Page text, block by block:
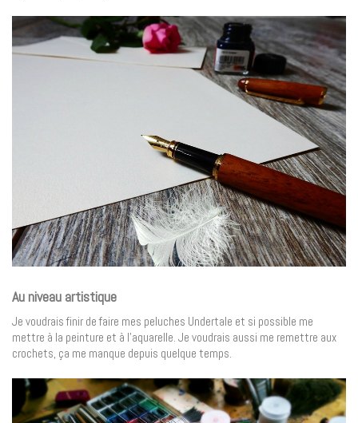
Au niveau artistique
Je voudrais finir de faire mes peluches Undertale et si possible me
mettre à la peinture et à l’aquarelle. Je voudrais aussi me remettre aux
crochets, ça me manque depuis quelque temps.